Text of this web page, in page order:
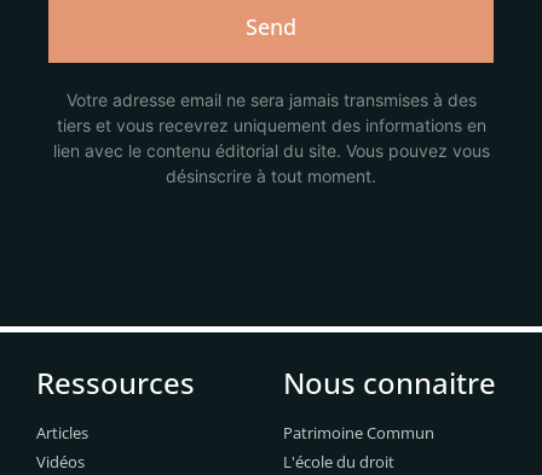
Send
Votre adresse email ne sera jamais transmises à des
tiers et vous recevrez uniquement des informations en
lien avec le contenu éditorial du site. Vous pouvez vous
désinscrire à tout moment.
Ressources
Articles
Vidéos
Nous connaitre
Patrimoine Commun
L'école du droit